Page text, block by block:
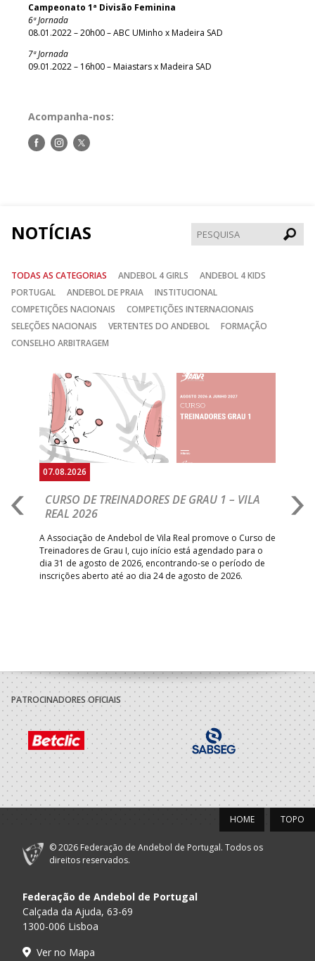
Campeonato 1ª Divisão Feminina
6ª Jornada
08.01.2022 – 20h00 – ABC UMinho x Madeira SAD
7ª Jornada
09.01.2022 – 16h00 – Maiastars x Madeira SAD
Acompanha-nos:
Siga-Siga-Siga-
NOTÍCIAS
TODAS AS CATEGORIAS ANDEBOL 4 GIRLS
ANDEBOL 4 KIDS
PORTUGAL
ANDEBOL DE PRAIA
INSTITUCIONAL
COMPETIÇÕES NACIONAIS
COMPETIÇÕES INTERNACIONAIS
SELEÇÕES NACIONAIS
VERTENTES DO ANDEBOL
FORMAÇÃO
CONSELHO ARBITRAGEM
07.08.2026
CURSO DE TREINADORES DE GRAU 1 – VILA
REAL 2026
A Associação de Andebol de Vila Real promove o Curso de
Treinadores de Grau I, cujo início está agendado para o
dia 31 de agosto de 2026, encontrando-se o período de
inscrições aberto até ao dia 24 de agosto de 2026.
Anterior
PATROCINADORES OFICIAIS
TOPO
HOME
© 2026 Federação de Andebol de Portugal. Todos os
direitos reservados.
Federação de Andebol de Portugal
Calçada da Ajuda, 63-69
1300-006 Lisboa
Ver no Mapa